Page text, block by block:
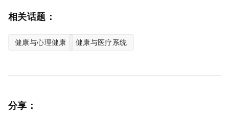
相关话题：
健康与心理健康 健康与医疗系统
分享：